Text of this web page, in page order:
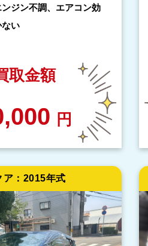
ンジン不調、エアコン効
ない
取金額
円
： 2015年式